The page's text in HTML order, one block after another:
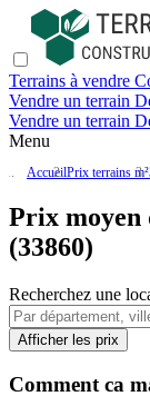
Terrains à vendre
Vendre un terrain
Vendre un terrain
Menu
AccueilPrix terrains m²
Prix moyen
(33860)
Recherchez une
Afficher les prix
Comment ca